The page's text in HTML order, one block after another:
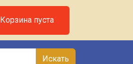
Корзина пуста
Искать